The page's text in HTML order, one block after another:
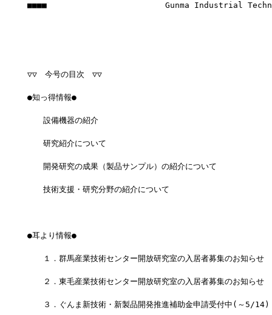
■■■■　　　　　　　　　　　　　　　Gunma Industrial
▽▽　今号の目次　▽▽
●知っ得情報●
設備機器の紹介
研究紹介について
開発研究の成果（製品サンプル）の紹介について
技術支援・研究分野の紹介について
●耳より情報●
１．群馬産業技術センター開放研究室の入居者募集のお知らせ
２．東毛産業技術センター開放研究室の入居者募集のお知らせ
３．ぐんま新技術・新製品開発推進補助金申請受付中(～5/14)